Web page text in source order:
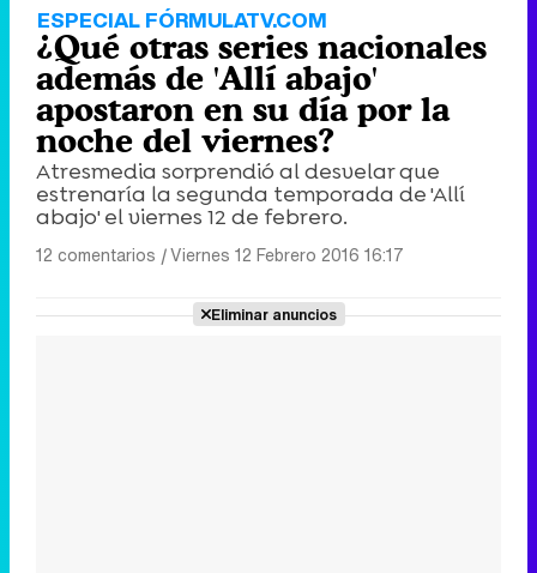
ESPECIAL FÓRMULATV.COM
¿Qué otras series nacionales
además de 'Allí abajo'
apostaron en su día por la
noche del viernes?
Atresmedia sorprendió al desvelar que
estrenaría la segunda temporada de 'Allí
abajo' el viernes 12 de febrero.
12 comentarios |Viernes 12 Febrero 2016 16:17
Eliminar anuncios